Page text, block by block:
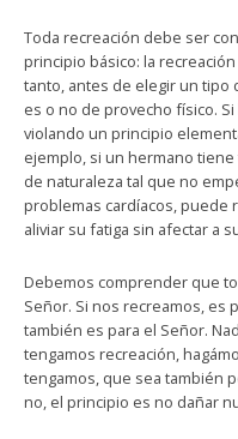
Toda recreación debe ser
principio básico: la
tanto, antes de elegir un tipo
es o no de provecho físico.
violando un principio
ejemplo, si un hermano
de naturaleza tal que no
problemas cardíacos, puede
aliviar su fatiga sin afectar a
Debemos comprender que
Señor. Si nos recreamos, es
también es para el Señor.
tengamos recreación,
tengamos, que sea también
no, el principio es no dañar